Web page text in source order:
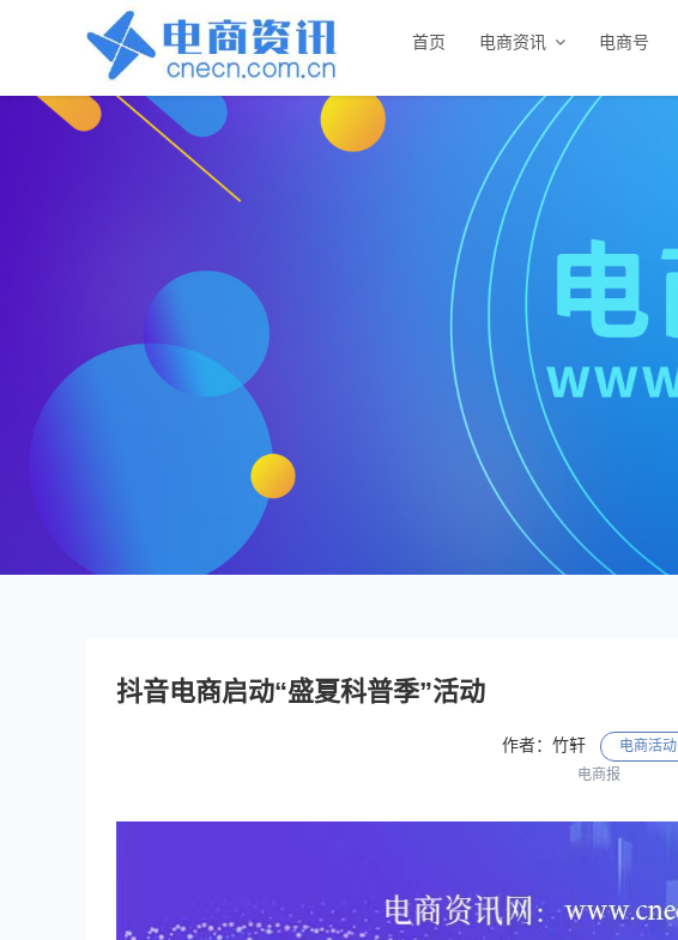
首页 电商资讯 电商号
抖音电商启动“盛夏科普季”活动
作者：竹轩
电商活动
电商报